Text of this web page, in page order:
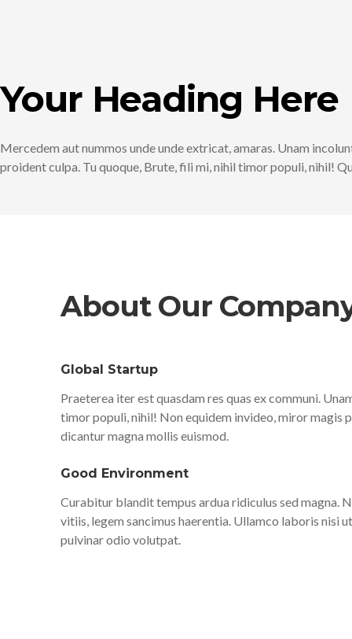
Your Heading Here
Mercedem aut nummos unde unde extricat, amaras. Unam
proident culpa. Tu quoque, Brute, fili mi, nihil timor populi, nihil!
About Our
Global Startup
Praeterea iter est quasdam res quas ex communi.
timor populi, nihil! Non equidem invideo, miror magis
dicantur magna mollis euismod.
Good Environment
Curabitur blandit tempus ardua ridiculus sed magna.
vitiis, legem sancimus haerentia. Ullamco laboris nisi
pulvinar odio volutpat.